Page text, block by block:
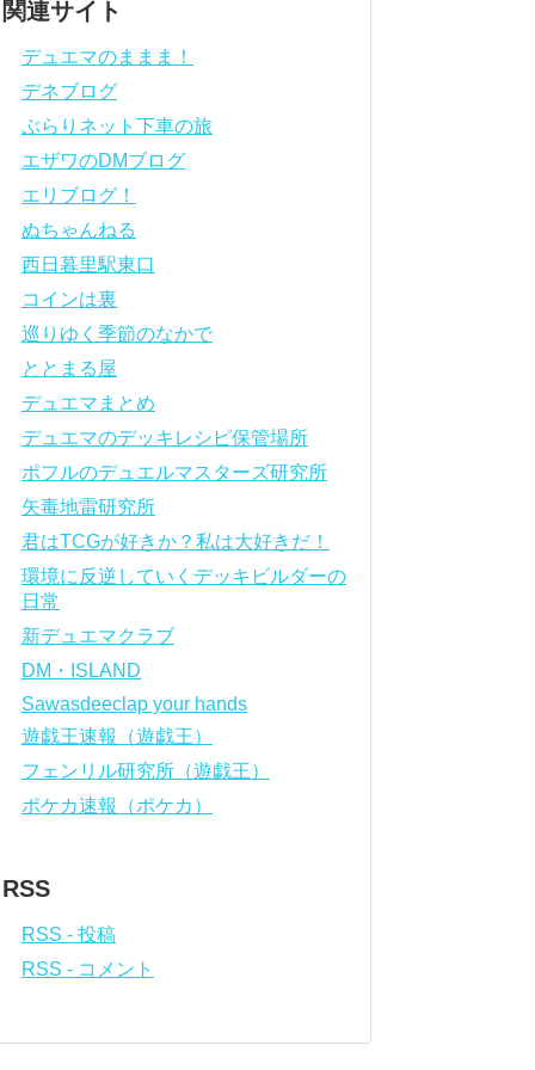
関連サイト
デュエマのままま！
デネブログ
ぶらりネット下車の旅
エザワのDMブログ
エリブログ！
ぬちゃんねる
西日暮里駅東口
コインは裏
巡りゆく季節のなかで
ととまる屋
デュエマまとめ
デュエマのデッキレシピ保管場所
ポフルのデュエルマスターズ研究所
矢毒地雷研究所
君はTCGが好きか？私は大好きだ！
環境に反逆していくデッキビルダーの
日常
新デュエマクラブ
DM・ISLAND
Sawasdeeclap your hands
遊戯王速報（遊戯王）
フェンリル研究所（遊戯王）
ポケカ速報（ポケカ）
RSS
RSS - 投稿
RSS - コメント